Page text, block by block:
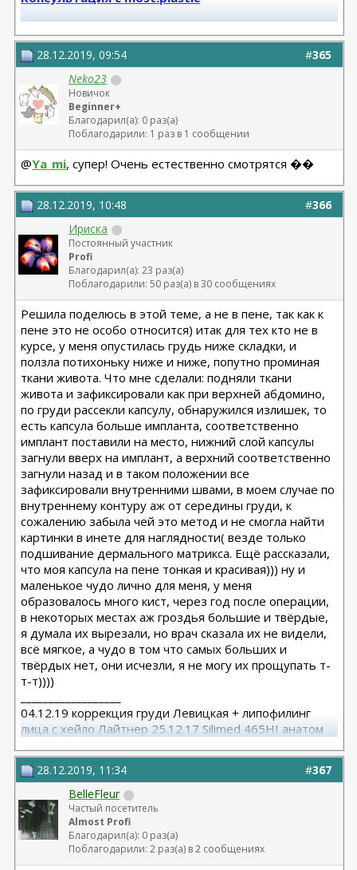
11.24 смас+эндо лба Барсегян Овсеп
+ липофилинг кистей рук Джимиев Мулдар (в одну оп)
Замена Мотива Эрго 475сс деми 20.03.23 Арамян
Левон,
коррекция складки 04.24 + коррекция липофилингом
Липофилинг лица + нити 10.2022 - Андрющенко
Олеся - оказалась сожжена платизма и нити стояли
там где нельзя
Рино 2020 - Константинов Бадри,
Миниабдо + грыжа 2019 - Малкаров
#365
28.12.2019, 09:54
Neko23
Новичок
Beginner+
Благодарил(а): 0 раз(а)
Поблагодарили: 1 раз в 1 сообщении
@Ya_mi, супер! Очень естественно смотрятся ��
#366
28.12.2019, 10:48
Ириска
Постоянный участник
Profi
Благодарил(а): 23 раз(а)
Поблагодарили: 50 раз(а) в 30 сообщениях
Решила поделюсь в этой теме, а не в пене, так как к
пене это не особо относится) итак для тех кто не в
курсе, у меня опустилась грудь ниже складки, и
ползла потихоньку ниже и ниже, попутно проминая
ткани живота. Что мне сделали: подняли ткани
живота и зафиксировали как при верхней абдомино,
по груди рассекли капсулу, обнаружился излишек, то
есть капсула больше импланта, соответственно
имплант поставили на место, нижний слой капсулы
загнули вверх на имплант, а верхний соответственно
загнули назад и в таком положении все
зафиксировали внутренними швами, в моем случае по
внутреннему контуру аж от середины груди, к
сожалению забыла чей это метод и не смогла найти
картинки в инете для наглядности( везде только
подшивание дермального матрикса. Ещё рассказали,
что моя капсула на пене тонкая и красивая))) ну и
маленькое чудо лично для меня, у меня
образовалось много кист, через год после операции,
в некоторых местах аж гроздья большие и твёрдые,
я думала их вырезали, но врач сказала их не видели,
всё мягкое, а чудо в том что самых больших и
твёрдых нет, они исчезли, я не могу их прощупать т-
т-т))))
04.12.19 коррекция груди Левицкая + липофилинг
лица с хейло Лайтнер 25.12.17 Silimed 465HI анатом
#367
28.12.2019, 11:34
BelleFleur
Частый посетитель
Almost Profi
Благодарил(а): 0 раз(а)
Поблагодарили: 2 раз(а) в 2 сообщениях